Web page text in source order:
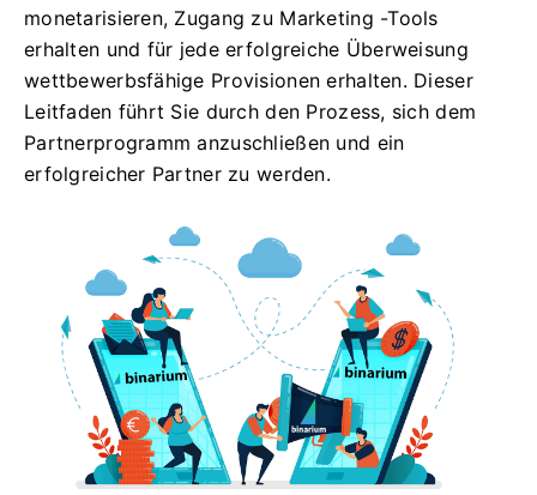
monetarisieren, Zugang zu Marketing -Tools
erhalten und für jede erfolgreiche Überweisung
wettbewerbsfähige Provisionen erhalten. Dieser
Leitfaden führt Sie durch den Prozess, sich dem
Partnerprogramm anzuschließen und ein
erfolgreicher Partner zu werden.